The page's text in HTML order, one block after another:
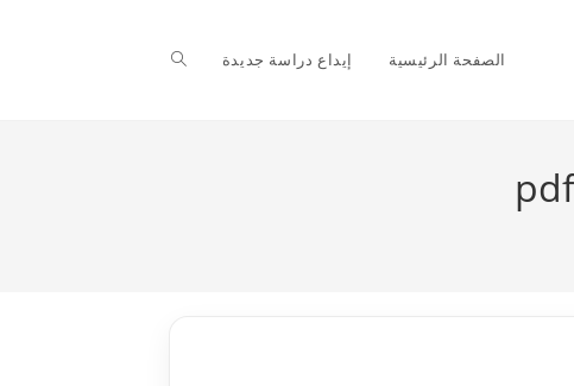
الصفحة الرئيسية إيداع دراسة جديدة Toggle